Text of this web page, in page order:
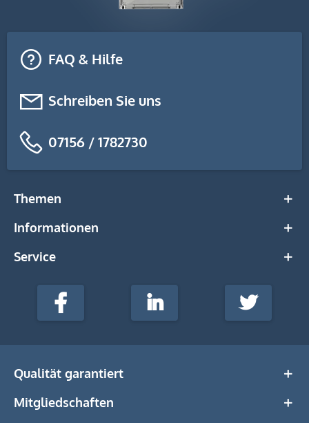
FAQ & Hilfe
Schreiben Sie uns
07156 / 1782730
Themen
Informationen
Service
stempel-
Media
Facebook LinkedIn Twitter
Qualität garantiert
Mitgliedschaften